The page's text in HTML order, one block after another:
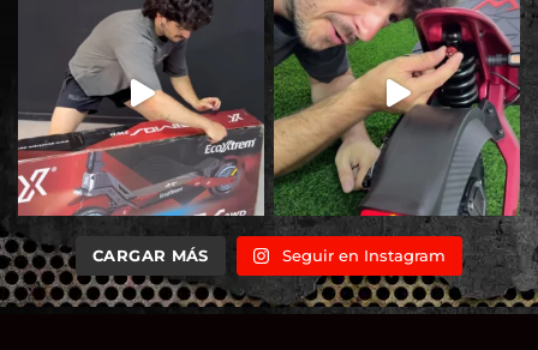
CARGAR MÁS Seguir en Instagram